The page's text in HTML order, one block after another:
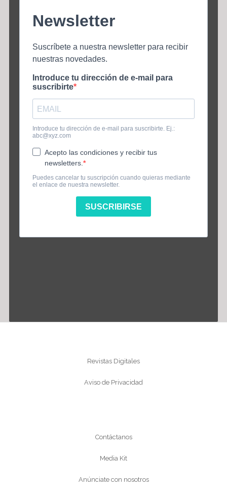
Revistas Digitales
Aviso de Privacidad
Contáctanos
Media Kit
Anúnciate con nosotros